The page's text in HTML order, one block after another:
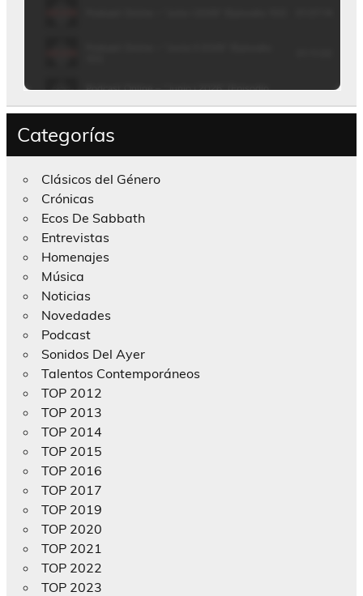
Categorías
Clásicos del Género
Crónicas
Ecos De Sabbath
Entrevistas
Homenajes
Música
Noticias
Novedades
Podcast
Sonidos Del Ayer
Talentos Contemporáneos
TOP 2012
TOP 2013
TOP 2014
TOP 2015
TOP 2016
TOP 2017
TOP 2019
TOP 2020
TOP 2021
TOP 2022
TOP 2023